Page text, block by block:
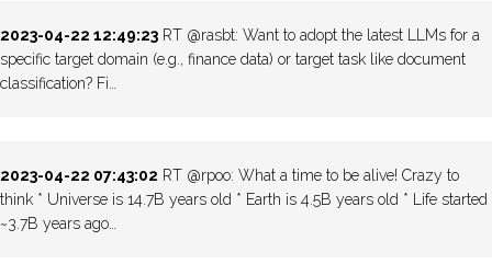
2023-04-22 12:49:23 RT @rasbt: Want to adopt the latest LLMs for a
specific target domain (e.g., finance data) or target task like document
classification? Fi…
2023-04-22 07:43:02 RT @rpoo: What a time to be alive! Crazy to
think * Universe is 14.7B years old * Earth is 4.5B years old * Life started
~3.7B years ago…